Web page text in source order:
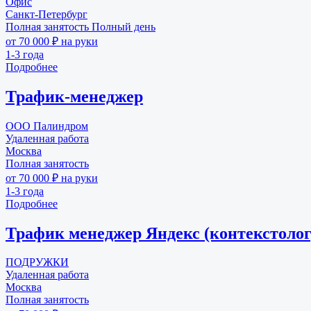
Санкт-Петербург
Полная занятость Полный день
от 70 000 ₽ на руки
1-3 года
Подробнее
Трафик-менеджер
ООО Палиндром
Удаленная работа
Москва
Полная занятость
от 70 000 ₽ на руки
1-3 года
Подробнее
Трафик менеджер Яндекс
ПОДРУЖКИ
Удаленная работа
Москва
Полная занятость